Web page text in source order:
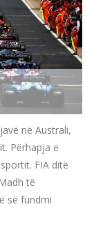
në Australi,
Përhapja e
FIA ditë
të
së fundmi